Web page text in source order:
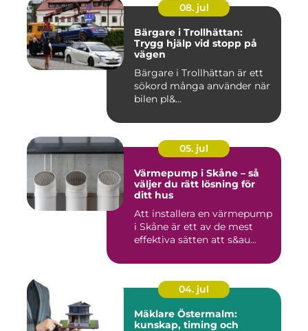
08. jul
Bärgare i Trollhättan:
Trygg hjälp vid stopp på
vägen
Bärgare i Trollhättan är ett
sökord många använder när
bilen pl&...
05. jul
Värmepump i Skåne – så
väljer du rätt lösning för
ditt hus
Att installera en värmepump
i Skåne är ett av de mest
effektiva sätten att s&au...
04. jul
Mäklare Östermalm:
kunskap, timing och